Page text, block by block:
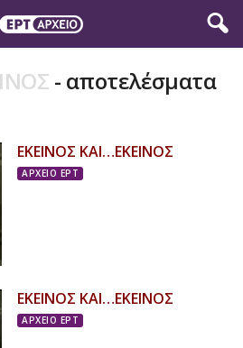
- αποτελέσματα
ΕΚΕΙΝΟΣ ΚΑΙ…ΕΚΕΙΝΟΣ
ΑΡΧΕΙΟ ΕΡΤ
ΕΚΕΙΝΟΣ ΚΑΙ…ΕΚΕΙΝΟΣ
ΑΡΧΕΙΟ ΕΡΤ